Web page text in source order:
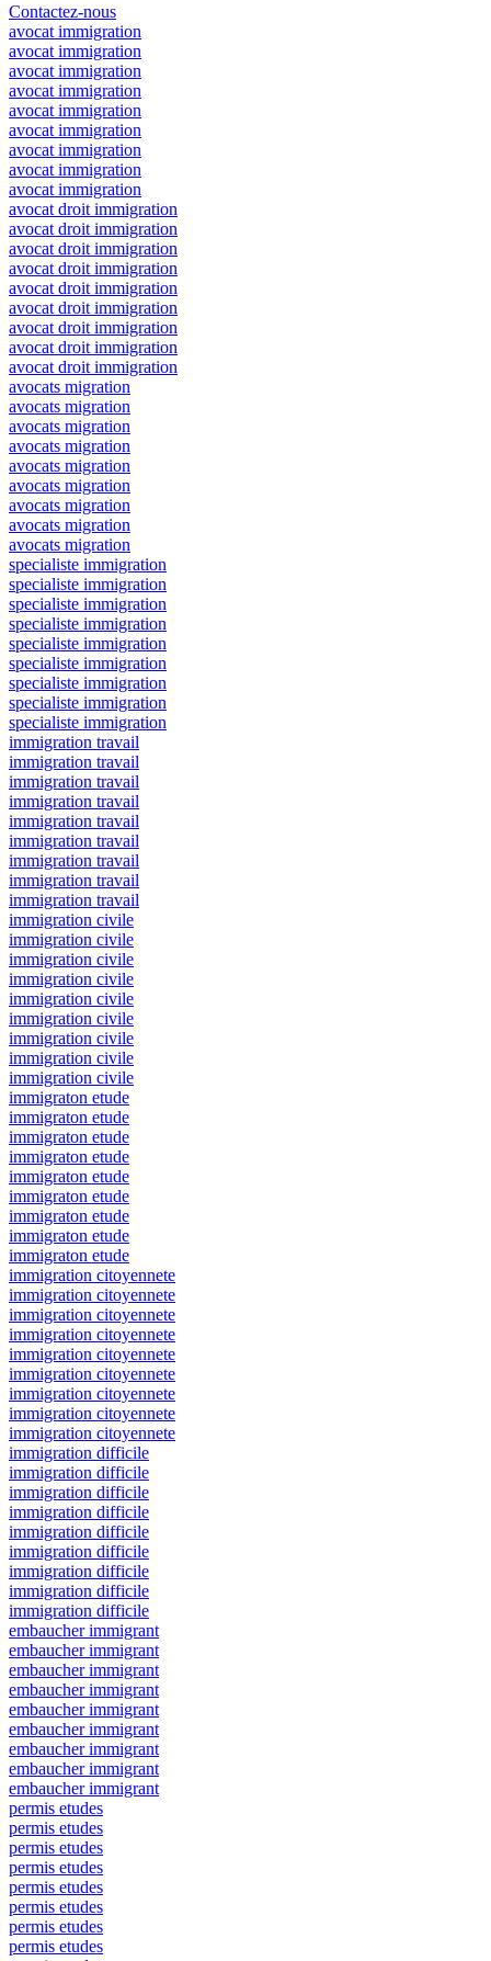
Contactez-nous
avocat immigration
avocat immigration
avocat immigration
avocat immigration
avocat immigration
avocat immigration
avocat immigration
avocat immigration
avocat immigration
avocat droit immigration
avocat droit immigration
avocat droit immigration
avocat droit immigration
avocat droit immigration
avocat droit immigration
avocat droit immigration
avocat droit immigration
avocat droit immigration
avocats migration
avocats migration
avocats migration
avocats migration
avocats migration
avocats migration
avocats migration
avocats migration
avocats migration
specialiste immigration
specialiste immigration
specialiste immigration
specialiste immigration
specialiste immigration
specialiste immigration
specialiste immigration
specialiste immigration
specialiste immigration
immigration travail
immigration travail
immigration travail
immigration travail
immigration travail
immigration travail
immigration travail
immigration travail
immigration travail
immigration civile
immigration civile
immigration civile
immigration civile
immigration civile
immigration civile
immigration civile
immigration civile
immigration civile
immigraton etude
immigraton etude
immigraton etude
immigraton etude
immigraton etude
immigraton etude
immigraton etude
immigraton etude
immigraton etude
immigration citoyennete
immigration citoyennete
immigration citoyennete
immigration citoyennete
immigration citoyennete
immigration citoyennete
immigration citoyennete
immigration citoyennete
immigration citoyennete
immigration difficile
immigration difficile
immigration difficile
immigration difficile
immigration difficile
immigration difficile
immigration difficile
immigration difficile
immigration difficile
embaucher immigrant
embaucher immigrant
embaucher immigrant
embaucher immigrant
embaucher immigrant
embaucher immigrant
embaucher immigrant
embaucher immigrant
embaucher immigrant
permis etudes
permis etudes
permis etudes
permis etudes
permis etudes
permis etudes
permis etudes
permis etudes